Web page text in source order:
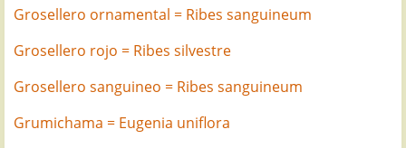
Grosellero ornamental = Ribes sanguineum
Grosellero rojo = Ribes silvestre
Grosellero sanguineo = Ribes sanguineum
Grumichama = Eugenia uniflora